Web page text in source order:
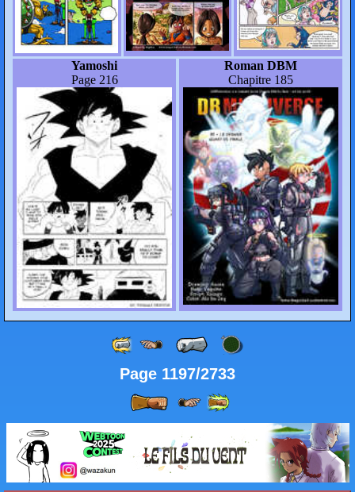
Yamoshi
Page 216
Roman DBM
Chapitre 185
Page 1197/2733